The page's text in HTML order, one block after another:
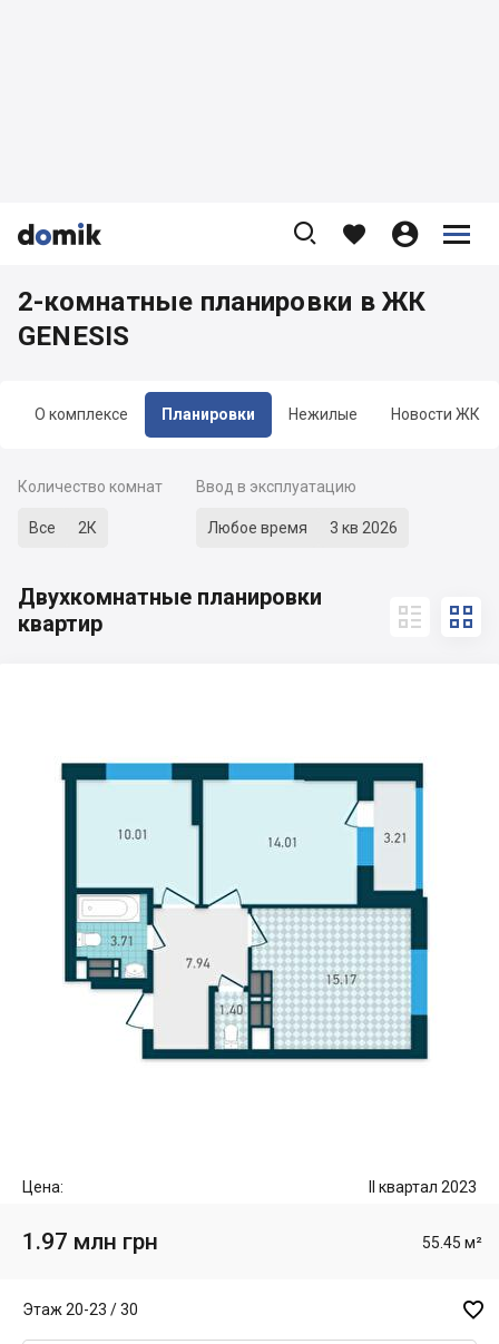


    


О комплексе Планировки Нежилые Новости ЖК
2-комнатные планировки в ЖК
GENESIS
Количество комнат
Все 2К
Ввод в эксплуатацию
Любое время 3 кв 2026
Двухкомнатные планировки
квартир
 
Цена: II квартал 2023
1.97 млн грн 55.45 м²
Этаж 20-23 / 30 